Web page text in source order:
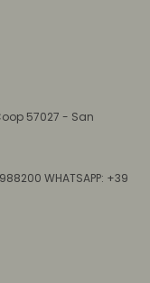
57027 - San
WHATSAPP: +39